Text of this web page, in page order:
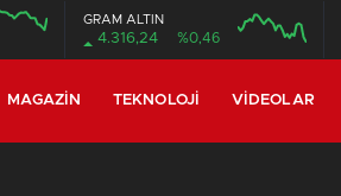
GRAM ALTIN
4.316,24 %0,46
MAGAZIN TEKNOLOJI VIDEOLAR